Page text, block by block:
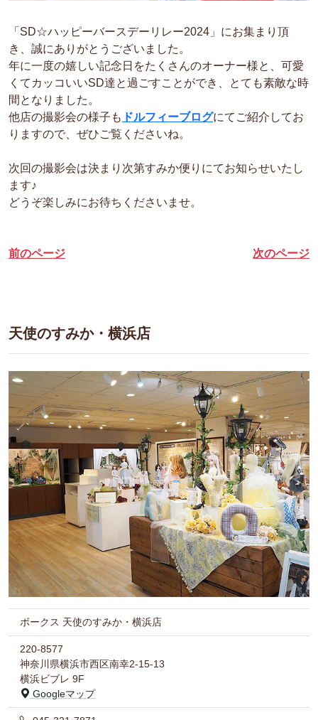
「SD☆ハッピーバースデーリレー2024」にお集まり頂
き、誠にありがとうございました。
年に一度の嬉しい記念日をたくさんのオーナー様と、可愛
くてカッコいいSD達と過ごすことができ、とても素敵な時
間となりました。
他店の撮影会の様子も ドルフィーブログにてご紹介してお
りますので、ぜひご覧くださいね。
次回の撮影会は決まり次第すみか便りにてお知らせいたし
ます♪
どうぞ楽しみにお待ちくださいませ。
前のページ 次のページ
天使のすみか・横浜店
ボークス 天使のすみか・横浜店
220-8577
神奈川県横浜市西区南幸2-15-13
横浜ビブレ 9F
Googleマップ